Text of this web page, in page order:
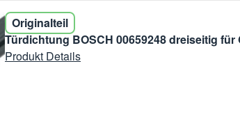
Originalteil
Türdichtung BOSCH 00659248 dreiseitig
Produkt Details